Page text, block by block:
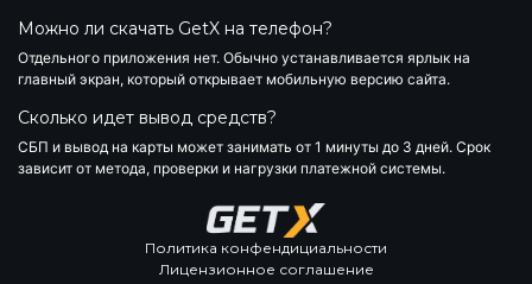
Можно ли скачать GetX на телефон?
Отдельного приложения нет. Обычно устанавливается ярлык на
главный экран, который открывает мобильную версию сайта.
Сколько идет вывод средств?
СБП и вывод на карты может занимать от 1 минуты до 3 дней. Срок
зависит от метода, проверки и нагрузки платежной системы.
Политика конфендициальности
Лицензионное соглашение